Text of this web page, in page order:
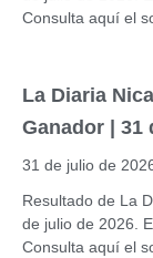
Consulta aquí el
La Diaria
Ganador | 31
31 de julio de
Resultado de La
de julio de 2026.
Consulta aquí el